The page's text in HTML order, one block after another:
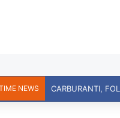
NEWS CARBURANTI,